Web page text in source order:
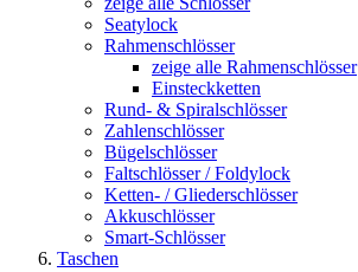
Seatylock
Rahmenschlösser
zeige alle Rahmenschlösser
Einsteckketten
Rund- & Spiralschlösser
Zahlenschlösser
Bügelschlösser
Faltschlösser / Foldylock
Ketten- / Gliederschlösser
Akkuschlösser
Smart-Schlösser
Taschen